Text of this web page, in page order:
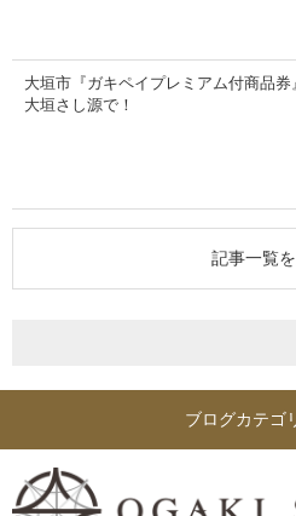
大垣市『ガキペイプレミアム付商品券
大垣さし源で！
記事一覧
ブログカテゴ